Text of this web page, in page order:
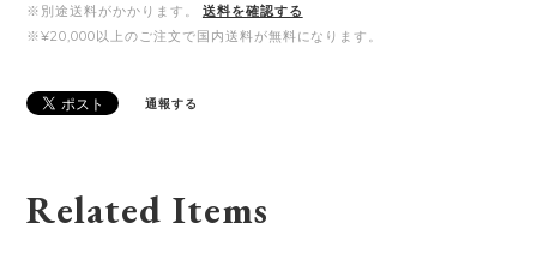
※別途送料がかかります。
送料を確認する
※¥20,000以上のご注文で国内送料が無料になります。
通報する
Related Items